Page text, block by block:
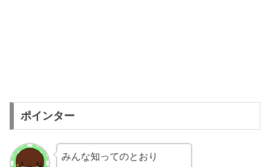
ポインター
みんな知ってのとおり